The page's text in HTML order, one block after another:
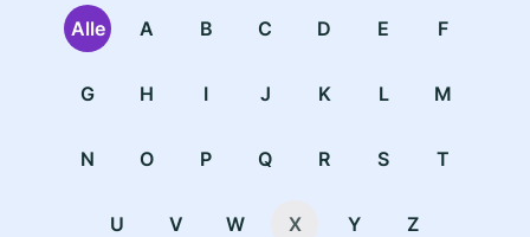
Alle A B C D E F
G H I J K L M
N O P Q R S T
U V W X Y Z